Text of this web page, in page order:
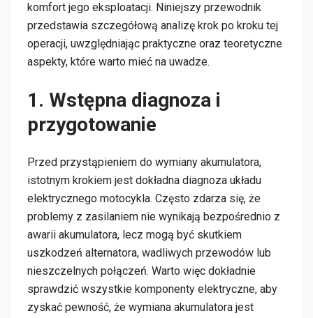
komfort jego eksploatacji. Niniejszy przewodnik
przedstawia szczegółową analizę krok po kroku tej
operacji, uwzględniając praktyczne oraz teoretyczne
aspekty, które warto mieć na uwadze.
1. Wstępna diagnoza i
przygotowanie
Przed przystąpieniem do wymiany akumulatora,
istotnym krokiem jest dokładna diagnoza układu
elektrycznego motocykla. Często zdarza się, że
problemy z zasilaniem nie wynikają bezpośrednio z
awarii akumulatora, lecz mogą być skutkiem
uszkodzeń alternatora, wadliwych przewodów lub
nieszczelnych połączeń. Warto więc dokładnie
sprawdzić wszystkie komponenty elektryczne, aby
zyskać pewność, że wymiana akumulatora jest